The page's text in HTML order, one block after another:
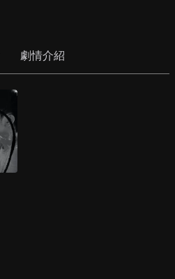
劇情介紹